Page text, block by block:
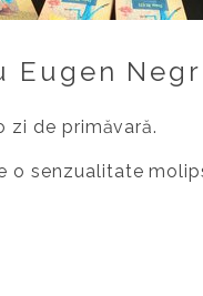
Eugen
zi de primăvară.
senzualitate